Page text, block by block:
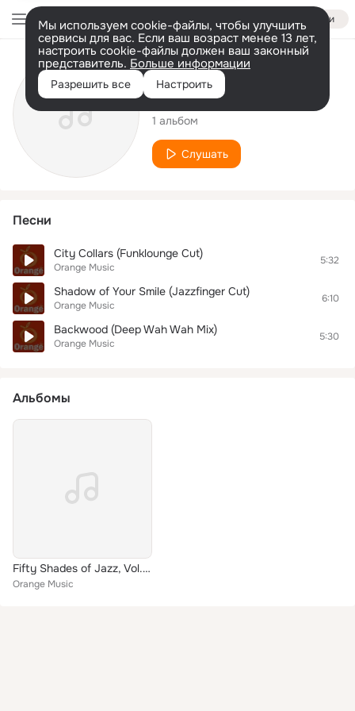
Войти
Мы используем cookie-файлы, чтобы улучшить
сервисы для вас. Если ваш возраст менее 13 лет,
настроить cookie-файлы должен ваш законный
представитель. Больше информации
Разрешить все Настроить
Исполнитель
Orange Music
1 альбом
Слушать
Песни
City Collars (Funklounge Cut)
Orange Music
5:32
Shadow of Your Smile (Jazzfinger Cut)
Orange Music
6:10
Backwood (Deep Wah Wah Mix)
Orange Music
5:30
Альбомы
Fifty Shades of Jazz, Vol. 1 - Erotic, Sensual, Music Therapy
Orange Music